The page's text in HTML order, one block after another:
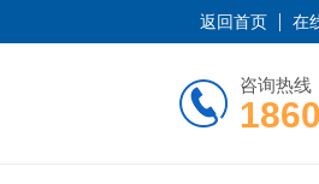
返回首页 在
咨询热线